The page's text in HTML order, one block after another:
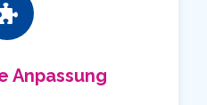
Anpassung